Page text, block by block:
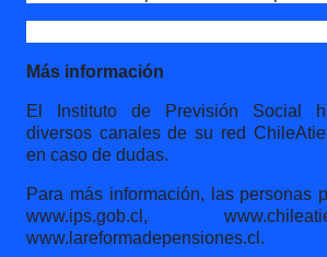
Más información
El Instituto de Previsión Social
diversos canales de su red
en caso de dudas.
Para más información, las personas
www.ips.gob.cl,
www.lareformadepensiones.cl.